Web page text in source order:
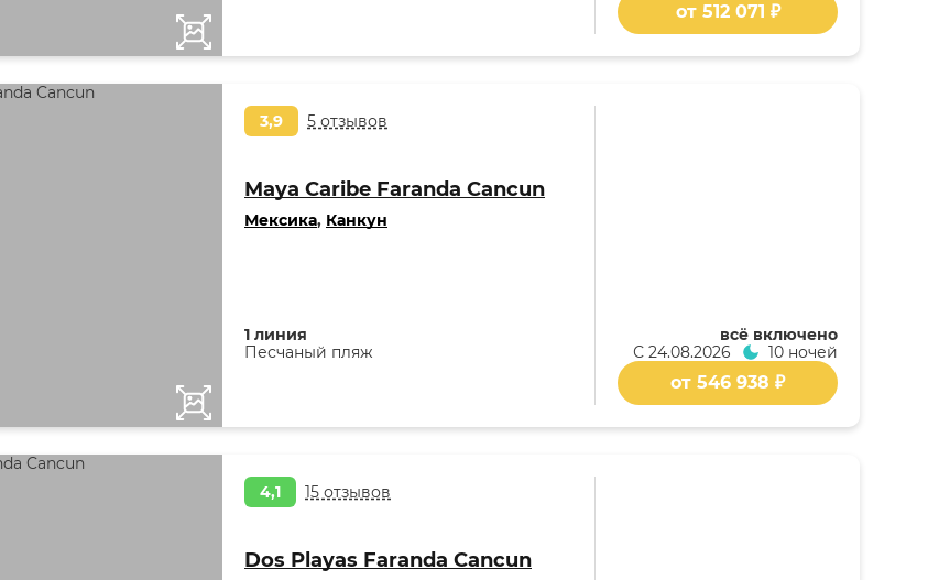
от 512 071 ₽
3,9 5 отзывов
Maya Caribe Faranda Cancun
Мексика, Канкун
1 линия
Песчаный пляж
всё включено
С 24.08.2026 10 ночей
от 546 938 ₽
4,1 15 отзывов
Dos Playas Faranda Cancun